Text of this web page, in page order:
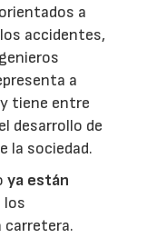
a
accidentes,
a
tiene entre
desarrollo de
la sociedad.
ya están
los
carretera.